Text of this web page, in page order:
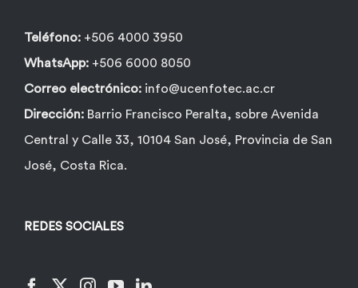
Teléfono: +506 4000 3950
WhatsApp: +506 6000 8050
Correo electrónico: info@ucenfotec.ac.cr
Dirección: Barrio Francisco Peralta, sobre Avenida
Central y Calle 33, 10104 San José, Provincia de San
José, Costa Rica.
REDES SOCIALES